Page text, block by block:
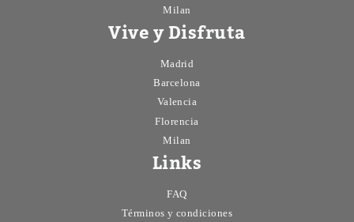
Milan
Vive y Disfruta
Madrid
Barcelona
Valencia
Florencia
Milan
Links
FAQ
Términos y condiciones